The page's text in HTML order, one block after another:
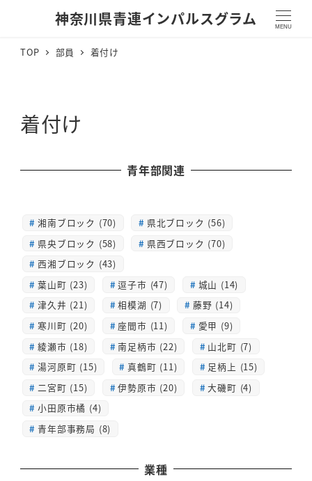
神奈川県青連インパルスグラム MENU
TOP 部員 着付け
着付け
青年部関連
湘南ブロック (70)
県北ブロック (56)
県央ブロック (58)
県西ブロック (70)
西湘ブロック (43)
葉山町 (23)
逗子市 (47)
城山 (14)
津久井 (21)
相模湖 (7)
藤野 (14)
寒川町 (20)
座間市 (11)
愛甲 (9)
綾瀬市 (18)
南足柄市 (22)
山北町 (7)
湯河原町 (15)
真鶴町 (11)
足柄上 (15)
二宮町 (15)
伊勢原市 (20)
大磯町 (4)
小田原市橘 (4)
青年部事務局 (8)
業種